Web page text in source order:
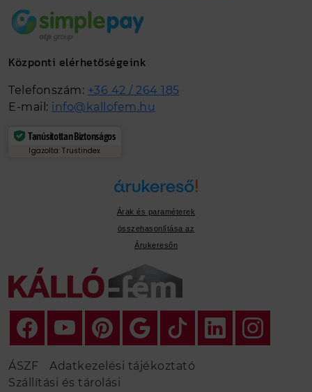
Központi elérhetőségeink
Telefonszám: +36 42 / 264 185
E-mail: info@kallofem.hu
Tanúsítottan Biztonságos
Igazolta: Trustindex
Árak és paraméterek
összehasonlítása az
Árukeresőn
ÁSZF
Adatkezelési tájékoztató
Szállítási és tárolási